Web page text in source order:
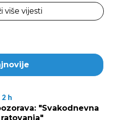
više vijesti
2 h
"Svakodnevna